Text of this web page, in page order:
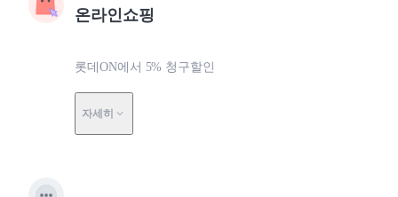
온라인쇼핑
롯데ON에서 5% 청구할인
자세히